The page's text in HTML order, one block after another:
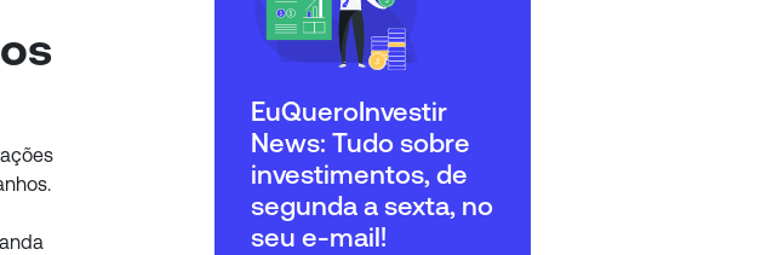
EuQueroInvestir
News: Tudo sobre
investimentos, de
segunda a sexta, no
seu e-mail!